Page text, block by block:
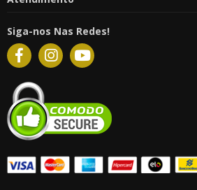
Siga-nos Nas Redes!